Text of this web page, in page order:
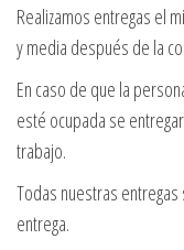
Realizamos entregas el
y media después de la
En caso de que la
esté ocupada se
trabajo.
Todas nuestras
entrega.